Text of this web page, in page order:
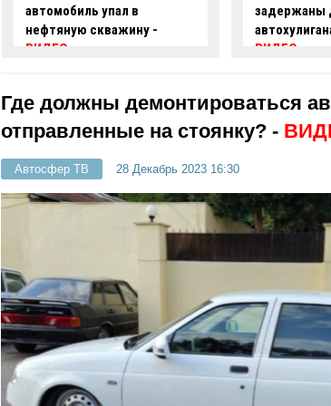
задержаны два
автохулигана- ФОТО -
ВИДЕО
опасные
-ВИДЕО
Где должны демонтироваться
отправленные на стоянку? -
Автосфер ТВ 28 Декабрь 2023 16:30